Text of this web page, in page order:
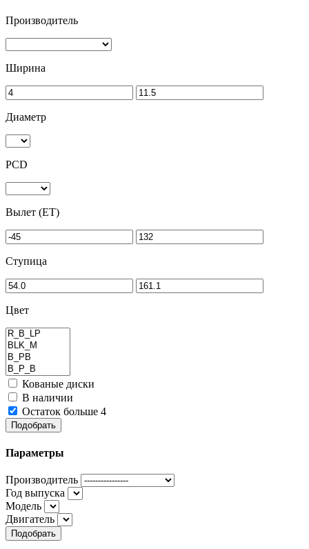
Производитель
Ширина
Диаметр
PCD
Вылет (ET)
Ступица
Цвет
Кованые диски
В наличии
Остаток больше 4
Подобрать
Параметры
Производитель
Год выпуска
Модель
Двигатель
Подобрать